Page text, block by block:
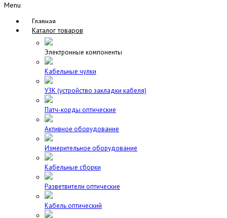
Menu
Главная
Каталог товаров
Электронные компоненты
Кабельные чулки
УЗК (устройство закладки кабеля)
Патч-корды оптические
Активное оборудование
Измерительное оборудование
Кабельные сборки
Разветвители оптические
Кабель оптический